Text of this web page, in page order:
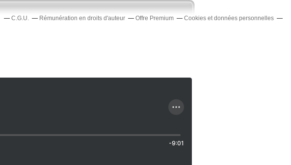
C.G.U. Rémunération en droits d'auteur Offre Premium
Cookies et données personnelles
-9:01